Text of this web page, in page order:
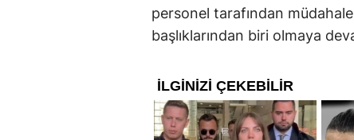
personel tarafından müdahale
başlıklarından biri olmaya